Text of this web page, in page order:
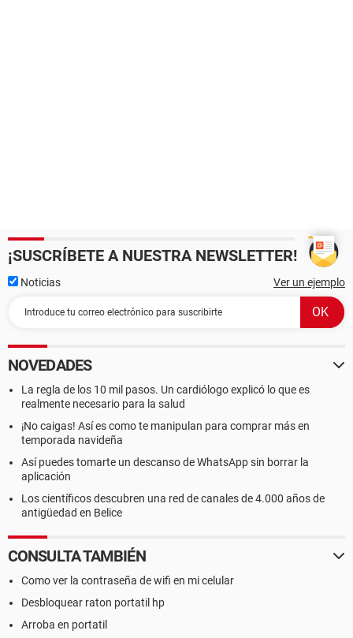
¡SUSCRÍBETE A NUESTRA NEWSLETTER!
Noticias Ver un ejemplo
NOVEDADES
La regla de los 10 mil pasos. Un cardiólogo explicó lo que es
realmente necesario para la salud
¡No caigas! Así es como te manipulan para comprar más en
temporada navideña
Así puedes tomarte un descanso de WhatsApp sin borrar la
aplicación
Los científicos descubren una red de canales de 4.000 años de
antigüedad en Belice
CONSULTA TAMBIÉN
Como ver la contraseña de wifi en mi celular
Desbloquear raton portatil hp
Arroba en portatil